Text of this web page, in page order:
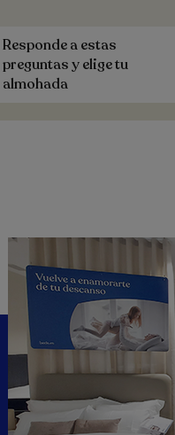
Responde a estas
preguntas y elige tu
almohada